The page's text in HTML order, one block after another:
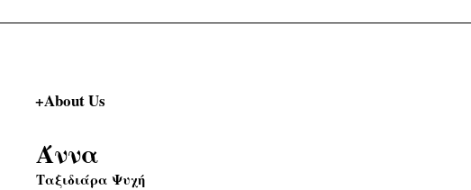
+About Us
Άννα
Ταξιδιάρα Ψυχή